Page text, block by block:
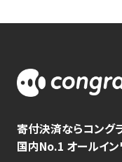
寄付決済ならコング
国内No.1 オールイ